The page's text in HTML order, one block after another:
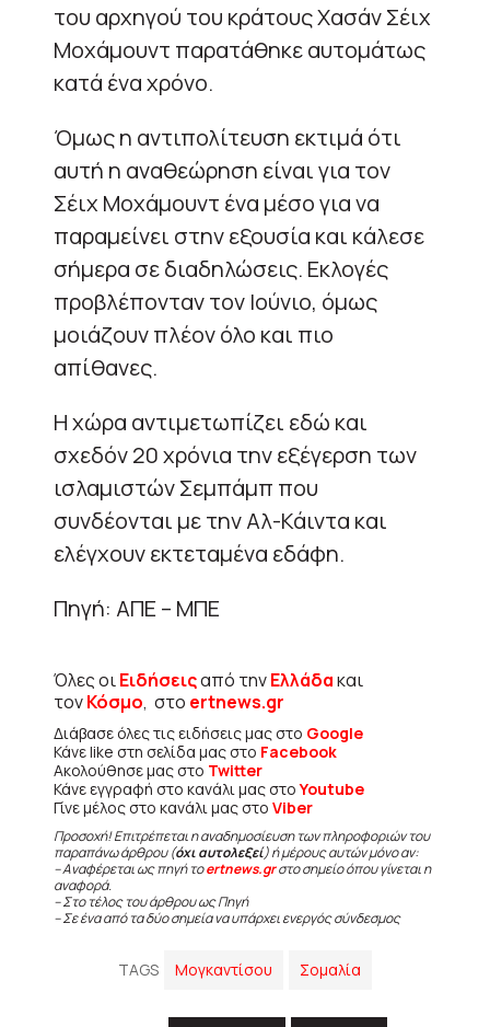
του αρχηγού του κράτους Χασάν Σέιχ
Μοχάμουντ παρατάθηκε αυτομάτως
κατά ένα χρόνο.
Όμως η αντιπολίτευση εκτιμά ότι
αυτή η αναθεώρηση είναι για τον
Σέιχ Μοχάμουντ ένα μέσο για να
παραμείνει στην εξουσία και κάλεσε
σήμερα σε διαδηλώσεις. Εκλογές
προβλέπονταν τον Ιούνιο, όμως
μοιάζουν πλέον όλο και πιο
απίθανες.
Η χώρα αντιμετωπίζει εδώ και
σχεδόν 20 χρόνια την εξέγερση των
ισλαμιστών Σεμπάμπ που
συνδέονται με την Αλ-Κάιντα και
ελέγχουν εκτεταμένα εδάφη.
Πηγή: ΑΠΕ – ΜΠΕ
Όλες οιΕιδήσειςαπό τηνΕλλάδακαι
τονΚόσμο, στο ertnews.gr
Διάβασε όλες τις ειδήσεις μας στο Google
Κάνε like στη σελίδα μας στο Facebook
Ακολούθησε μας στο Twitter
Κάνε εγγραφή στο κανάλι μας στοYoutube
Γίνε μέλος στο κανάλι μας στο Viber
Προσοχή! Επιτρέπεται η αναδημοσίευση των πληροφοριών του
παραπάνω άρθρου (όχι αυτολεξεί) ή μέρους αυτών μόνο αν:
– Αναφέρεται ως πηγή τοertnews.grστο σημείο όπου γίνεται η
αναφορά.
– Στο τέλος του άρθρου ως Πηγή
– Σε ένα από τα δύο σημεία να υπάρχει ενεργός σύνδεσμος
TAGS Μογκαντίσου Σομαλία